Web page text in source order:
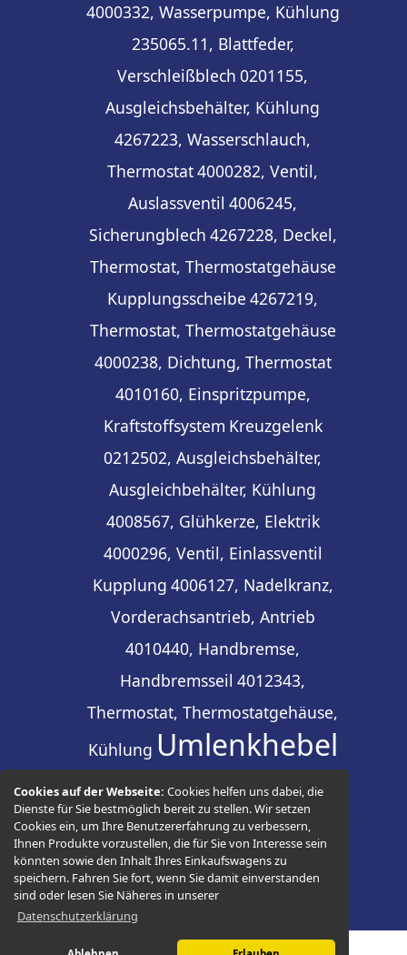
Cookies auf der Webseite:Cookies helfen uns dabei, die
Dienste für Sie bestmöglich bereit zu stellen. Wir setzen
Cookies ein, um Ihre Benutzererfahrung zu verbessern,
Ihnen Produkte vorzustellen, die für Sie von Interesse sein
könnten sowie den Inhalt Ihres Einkaufswagens zu
speichern. Fahren Sie fort, wenn Sie damit einverstanden
sind oder lesen Sie Näheres in unserer
Datenschutzerklärung
4000332, Wasserpumpe, Kühlung
235065.11, Blattfeder,
Verschleißblech 0201155,
Ausgleichsbehälter, Kühlung
4267223, Wasserschlauch,
Thermostat4000282, Ventil,
Auslassventil 4006245,
Sicherungblech 4267228, Deckel,
Thermostat, Thermostatgehäuse
Kupplungsscheibe 4267219,
Thermostat, Thermostatgehäuse
4000238, Dichtung, Thermostat
4010160, Einspritzpumpe,
Kraftstoffsystem Kreuzgelenk
0212502, Ausgleichsbehälter,
Ausgleichbehälter, Kühlung
4008567, Glühkerze, Elektrik
4000296, Ventil, Einlassventil
Kupplung 4006127, Nadelkranz,
Vorderachsantrieb, Antrieb
4010440, Handbremse,
Handbremsseil 4012343,
Thermostat, Thermostatgehäuse,
Kühlung Umlenkhebel
© 2026 -Thüringer Ersatzteilhandel